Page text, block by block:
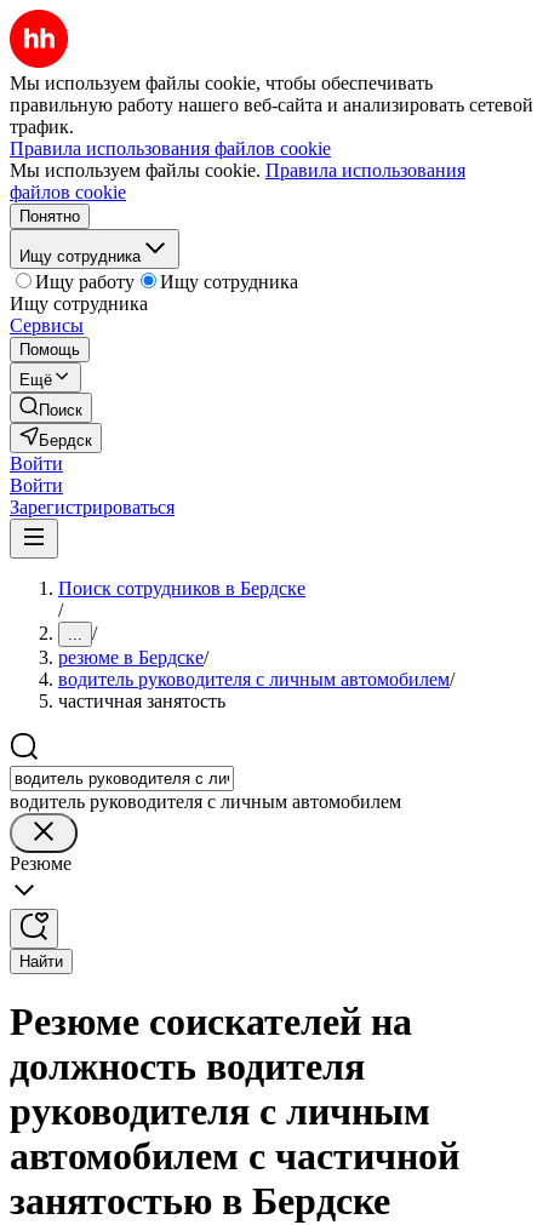
Мы используем файлы cookie, чтобы обеспечивать
правильную работу нашего веб-сайта и анализировать сетевой
трафик.
Правила использования файлов cookie
Мы используем файлы cookie. Правила использования
файлов cookie
Понятно
Ищу сотрудника
Ищу работу
Ищу сотрудника
Ищу сотрудника
Сервисы
Помощь
Ещё
Поиск
Бердск
Войти
Войти
Зарегистрироваться
Поиск сотрудников в Бердске
/
... /
резюме в Бердске/
водитель руководителя с личным автомобилем/
частичная занятость
водитель руководителя с личным автомобилем
Резюме
Найти
Резюме соискателей на
должность водителя
руководителя с личным
автомобилем с частичной
занятостью в Бердске